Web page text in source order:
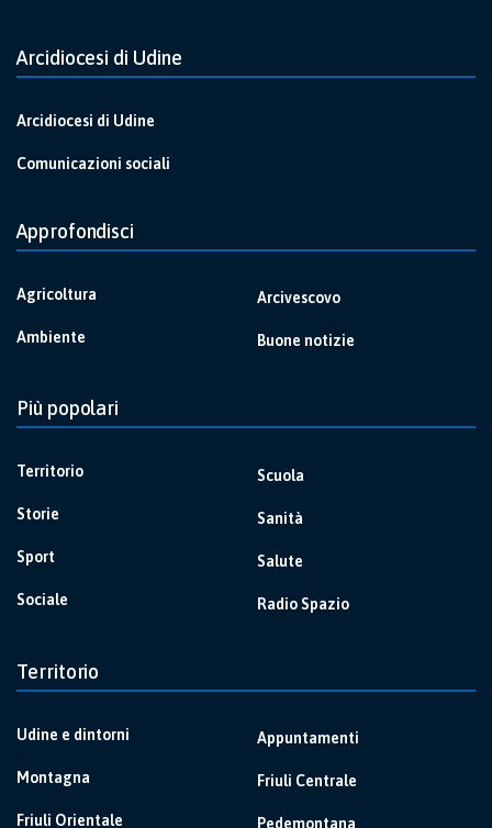
Arcidiocesi di Udine
Arcidiocesi di Udine
Comunicazioni sociali
Approfondisci
Agricoltura
Ambiente
Arcivescovo
Buone notizie
Più popolari
Territorio
Storie
Sport
Sociale
Scuola
Sanità
Salute
Radio Spazio
Territorio
Udine e dintorni
Montagna
Friuli Orientale
Appuntamenti
Friuli Centrale
Pedemontana